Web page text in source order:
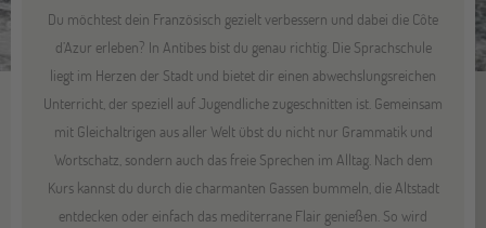
Du möchtest dein Französisch gezielt verbessern und dabei die Côte
d’Azur erleben? In Antibes bist du genau richtig. Die Sprachschule
liegt im Herzen der Stadt und bietet dir einen abwechslungsreichen
Unterricht, der speziell auf Jugendliche zugeschnitten ist. Gemeinsam
mit Gleichaltrigen aus aller Welt übst du nicht nur Grammatik und
Wortschatz, sondern auch das freie Sprechen im Alltag. Nach dem
Kurs kannst du durch die charmanten Gassen bummeln, die Altstadt
entdecken oder einfach das mediterrane Flair genießen. So wird